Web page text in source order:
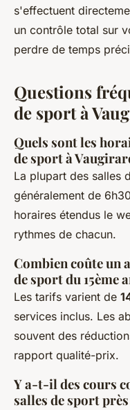
s'effectuent
un contrôle total sur
perdre de temps
Questions
de sport à
Quels sont les
de sport à
La plupart des salles
généralement de
horaires étendus le
rythmes de chacun.
Combien coûte un
de sport du 15ème
Les tarifs varient de
services inclus. Les
souvent des
rapport qualité-prix.
Y a-t-il des cours
salles de sport